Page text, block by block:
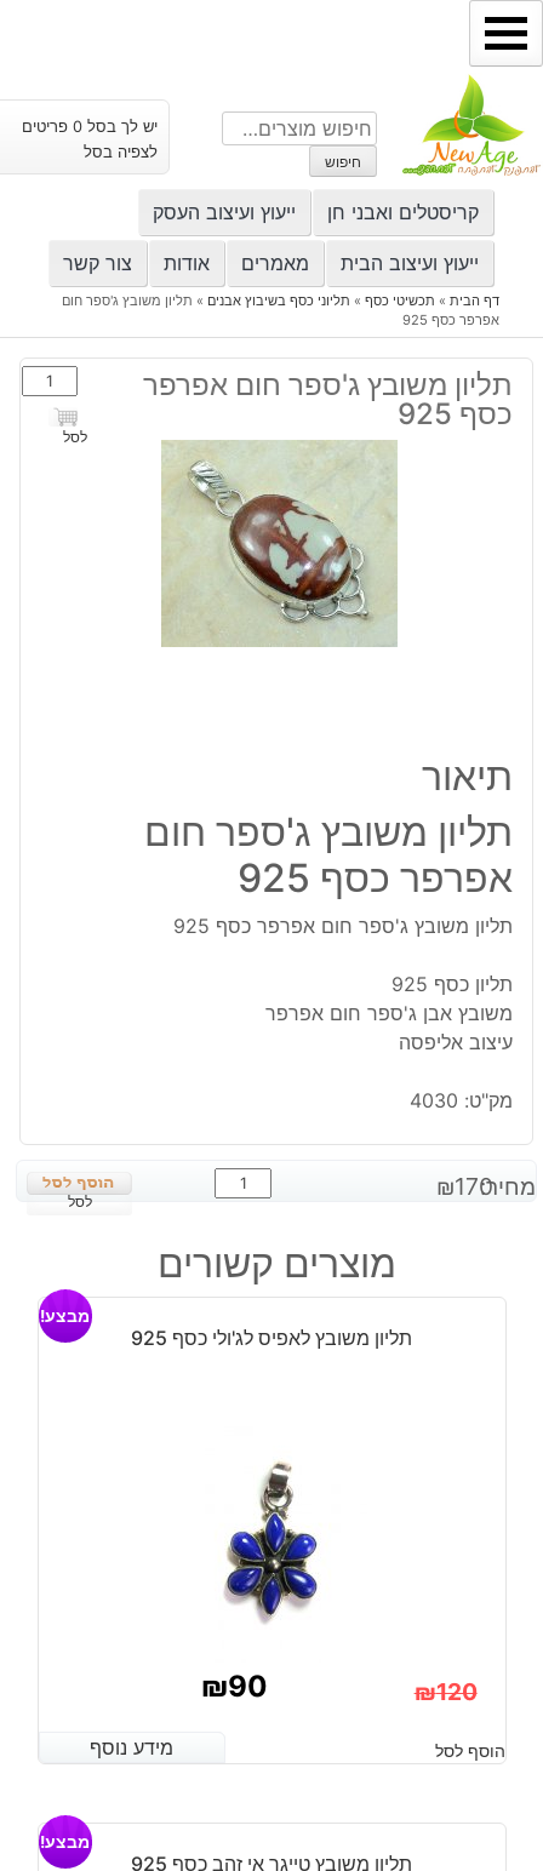
דילוג
לתוכן
חיפוש
עבור:
חיפוש
יש לך בסל 0 פריטים
לצפיה בסל
קריסטלים ואבני חן ייעוץ ועיצוב העסק
ייעוץ ועיצוב הבית מאמרים אודות צור קשר
דף הבית» תכשיטי כסף» תליוני כסף בשיבוץ אבנים » תליון משובץ ג'ספר חום
אפרפר כסף 925
תליון משובץ ג'ספר חום אפרפר
כסף 925
כמות
של
תליון
לסל
תיאור
תליון משובץ ג'ספר חום
אפרפר כסף 925
תליון משובץ ג'ספר חום אפרפר כסף 925
תליון כסף 925
משובץ אבן ג'ספר חום אפרפר
עיצוב אליפסה
מק"ט: 4030
מחיר: ₪170
כמות
של
משובץ
ג'ספר
אפרפר
לסל
מוצרים קשורים
תליון משובץ לאפיס לג'ולי כסף 925
מבצע!
₪120
המקורי
היה:
₪120.
₪90
הנוכחי
הוא:
מידע נוסף הוסף לסל מידע נוסף
תליון משובץ טייגר אי זהב כסף 925
מבצע!